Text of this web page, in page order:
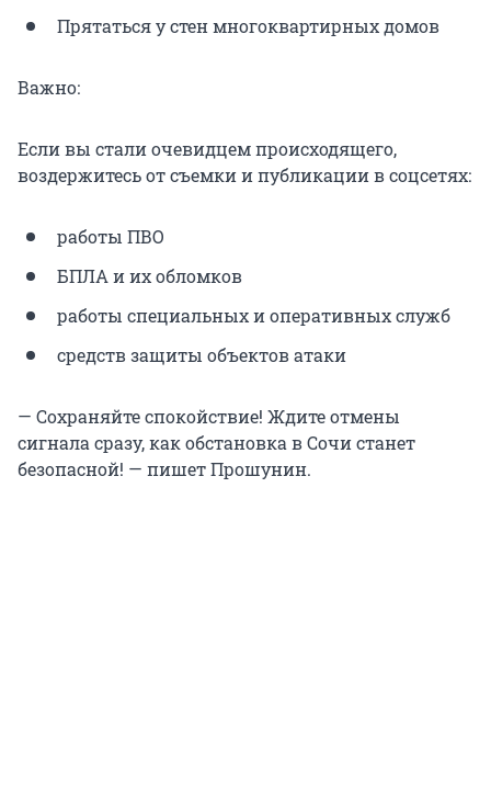
Прятаться у стен многоквартирных домов
Важно:
Если вы стали очевидцем происходящего,
воздержитесь от съемки и публикации в соцсетях:
работы ПВО
БПЛА и их обломков
работы специальных и оперативных служб
средств защиты объектов атаки
— Сохраняйте спокойствие! Ждите отмены
сигнала сразу, как обстановка в Сочи станет
безопасной! — пишет Прошунин.